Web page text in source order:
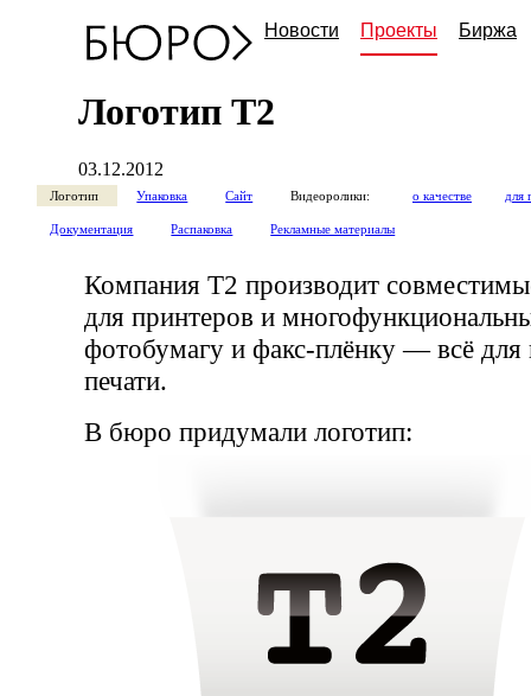
Новости Проекты Биржа
Логотип Т2
03.12.2012
Логотип Упаковка Сайт Видеоролики: о качестве для
Документация Распаковка Рекламные материалы
Компания Т2 производит
для принтеров и
фотобумагу и факс-плёнку— всё для
печати.
В бюро придумали логотип: